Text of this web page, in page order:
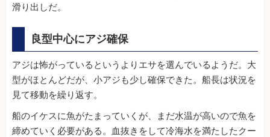
滑り出しだ。
良型中心にアジ確保
アジは怖がっているというよりエサを選んでいるようだ。大
型がほとんどだが、小アジも少し確保できた。船長は状況を
見て移動を繰り返す。
船のイケスに魚がたまっていくが、まだ水温が高いので魚を
締めていく必要がある。血抜きをして冷海水を満たしたクー